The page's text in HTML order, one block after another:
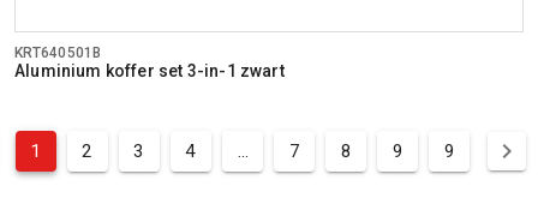
KRT640501B
Aluminium koffer set 3-in-1 zwart
1 2 3 4 7 8 9 9